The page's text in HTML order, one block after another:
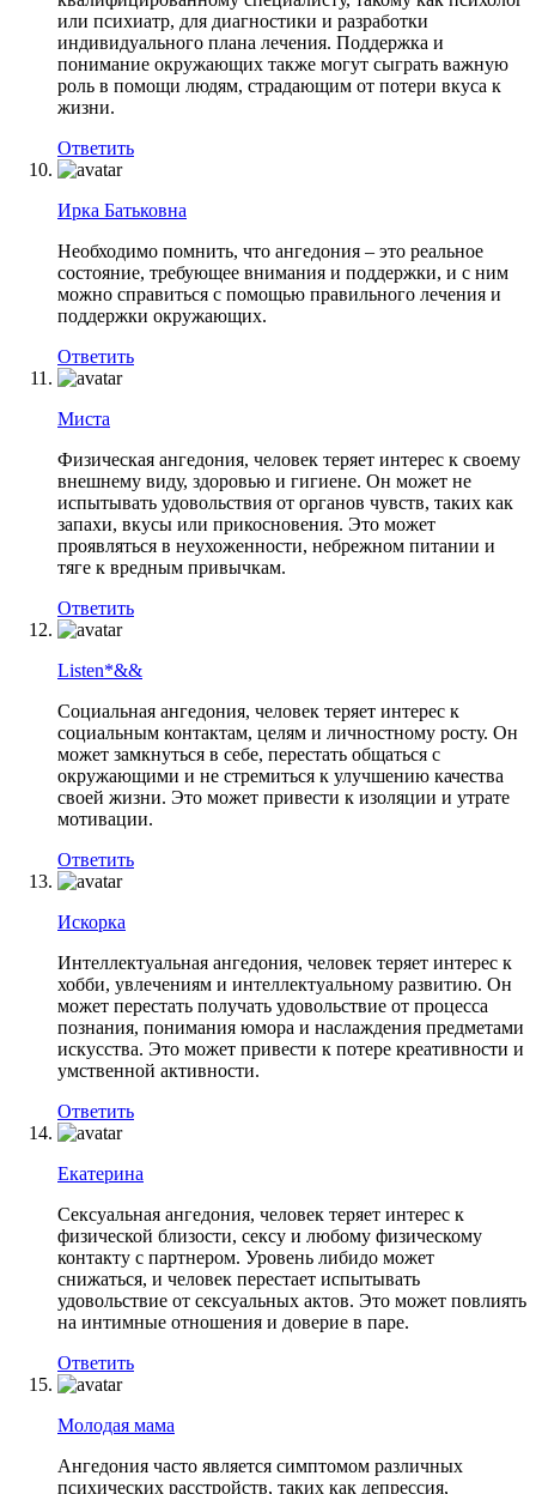
или психиатр, для диагностики и разработки
индивидуального плана лечения. Поддержка и
понимание окружающих также могут сыграть важную
роль в помощи людям, страдающим от потери вкуса к
жизни.
Ответить
Ирка Батьковна
Необходимо помнить, что ангедония – это реальное
состояние, требующее внимания и поддержки, и с ним
можно справиться с помощью правильного лечения и
поддержки окружающих.
Ответить
Миста
Физическая ангедония, человек теряет интерес к своему
внешнему виду, здоровью и гигиене. Он может не
испытывать удовольствия от органов чувств, таких как
запахи, вкусы или прикосновения. Это может
проявляться в неухоженности, небрежном питании и
тяге к вредным привычкам.
Ответить
Listen*&&
Социальная ангедония, человек теряет интерес к
социальным контактам, целям и личностному росту. Он
может замкнуться в себе, перестать общаться с
окружающими и не стремиться к улучшению качества
своей жизни. Это может привести к изоляции и утрате
мотивации.
Ответить
Искорка
Интеллектуальная ангедония, человек теряет интерес к
хобби, увлечениям и интеллектуальному развитию. Он
может перестать получать удовольствие от процесса
познания, понимания юмора и наслаждения предметами
искусства. Это может привести к потере креативности и
умственной активности.
Ответить
Екатерина
Сексуальная ангедония, человек теряет интерес к
физической близости, сексу и любому физическому
контакту с партнером. Уровень либидо может
снижаться, и человек перестает испытывать
удовольствие от сексуальных актов. Это может повлиять
на интимные отношения и доверие в паре.
Ответить
Молодая мама
Ангедония часто является симптомом различных
психических расстройств, таких как депрессия,